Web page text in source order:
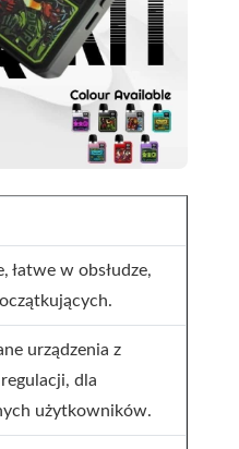
łatwe w obsłudze,
urządzenia z
dla
użytkowników.